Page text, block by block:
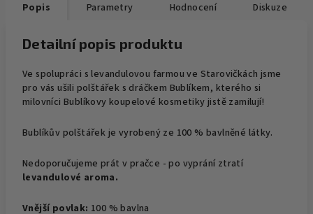
Popis Parametry Hodnocení Diskuze
Detailní popis produktu
Ve spolupráci s levandulovou farmou ve Starovičkách jsme
pro vás ušili polštářek s dráčkem Bublíkem, kterého si
milovníci Bublíkovy koupelové kosmetiky jistě zamilují!
Bublíkův polštářek je vyrobený ze 100 % bavlněné látky.
Nedoporučujeme prát v pračce - po vyprání ztratí
levandulové aroma.
Vnější povlak: 100 % bavlna